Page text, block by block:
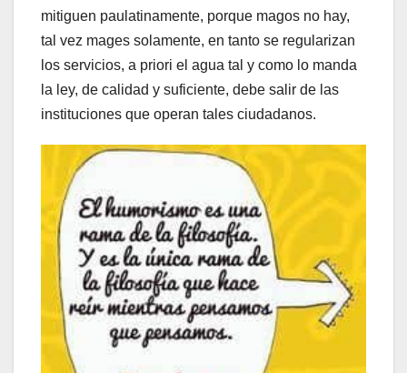
mitiguen paulatinamente, porque magos no hay,
tal vez mages solamente, en tanto se regularizan
los servicios, a priori el agua tal y como lo manda
la ley, de calidad y suficiente, debe salir de las
instituciones que operan tales ciudadanos.